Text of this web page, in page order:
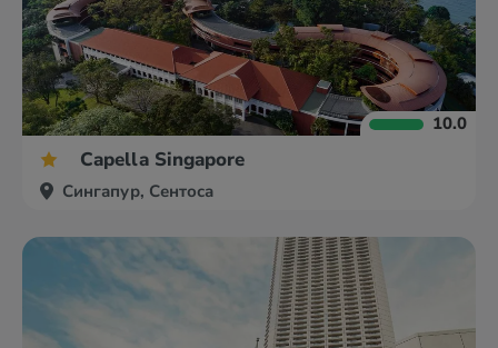
10.0
Capella Singapore
Сингапур, Сентоса